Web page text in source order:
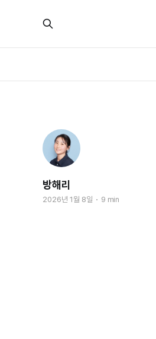
방해리
2026년 1월 8일 9 min